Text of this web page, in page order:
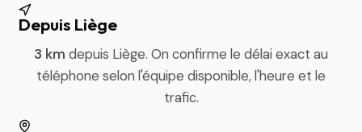
Depuis Liège
3 km depuis Liège. On confirme le délai exact au
téléphone selon l'équipe disponible, l'heure et le
trafic.